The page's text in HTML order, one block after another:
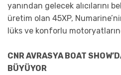
yanından gelecek alıcılarını
üretim olan 45XP,
lüks ve konforlu
CNR AVRASYA BOAT
BÜYÜYOR